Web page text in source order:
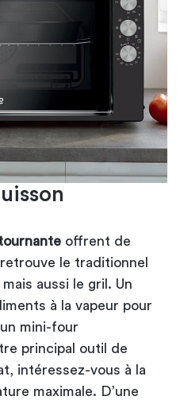
offrent de
le traditionnel
, mais aussi le gril. Un
à la vapeur pour
mini-four
principal outil de
intéressez-vous à la
maximale. D’une